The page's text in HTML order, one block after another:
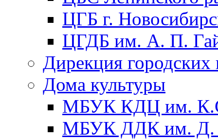
ЦГБ г.
ЦГДБ им. А. П.
Дирекция городских
Дома культуры
МБУК КДЦ им.
МБУК ДДК им. Д.